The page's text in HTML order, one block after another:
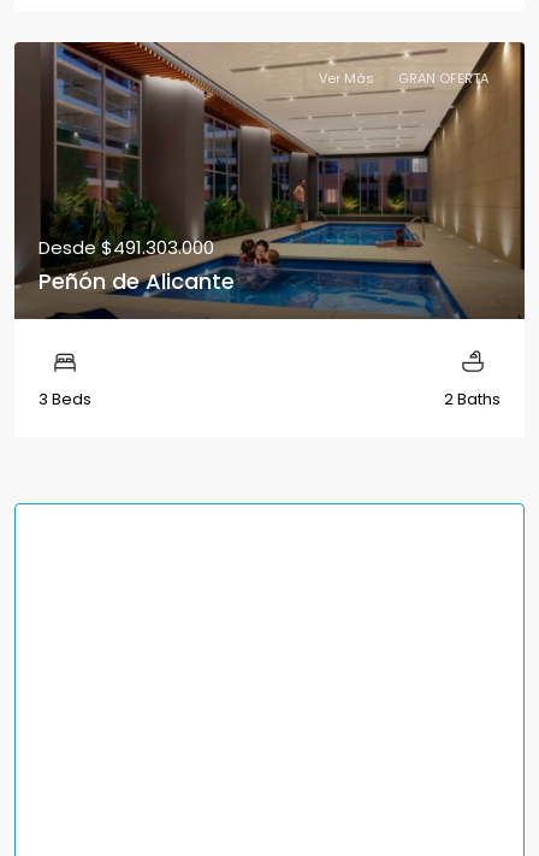
Ver Más GRAN OFERTA
Desde$491.303.000
Peñón de Alicante
3 Beds 2 Baths